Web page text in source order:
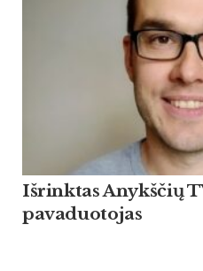
Išrinktas Anykščių
pavaduotojas